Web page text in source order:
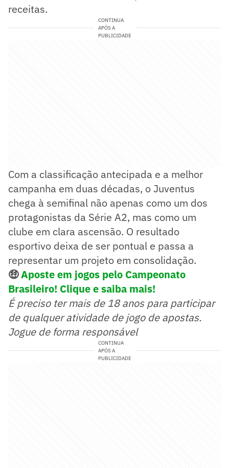
receitas.
CONTINUA
APÓS A
PUBLICIDADE
Com a classificação antecipada e a melhor
campanha em duas décadas, o Juventus
chega à semifinal não apenas como um dos
protagonistas da Série A2, mas como um
clube em clara ascensão. O resultado
esportivo deixa de ser pontual e passa a
representar um projeto em consolidação.
🤑Aposte em jogos pelo Campeonato
Brasileiro! Clique e saiba mais!
É preciso ter mais de 18 anos para participar
de qualquer atividade de jogo de apostas.
Jogue de forma responsável
CONTINUA
APÓS A
PUBLICIDADE